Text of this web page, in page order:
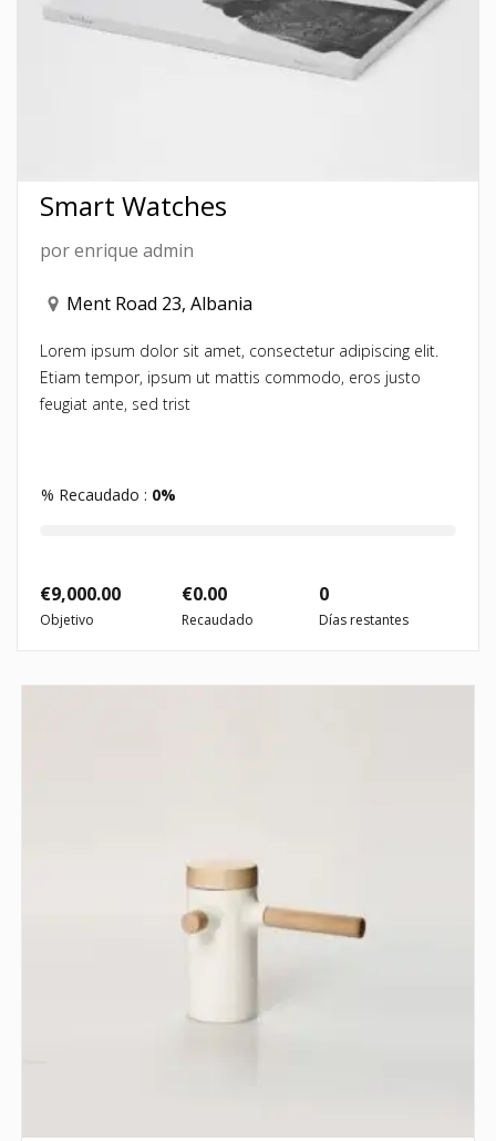
Smart Watches
porenrique admin
Ment Road 23, Albania
Lorem ipsum dolor sit amet, consectetur adipiscing elit.
Etiam tempor, ipsum ut mattis commodo, eros justo
feugiat ante, sed trist
% Recaudado : 0%
€9,000.00
Objetivo
0
Días restantes
€0.00
Recaudado